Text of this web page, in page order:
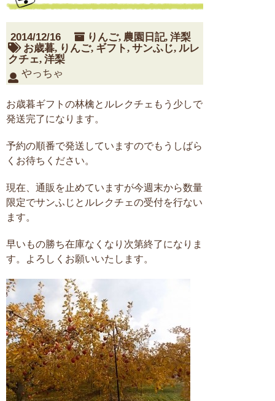
2014/12/16 りんご, 農園日記, 洋梨
お歳暮, りんご, ギフト, サンふじ, ルレ
クチェ, 洋梨
やっちゃ
お歳暮ギフトの林檎とルレクチェもう少しで
発送完了になります。
予約の順番で発送していますのでもうしばら
くお待ちください。
現在、通販を止めていますが今週末から数量
限定でサンふじとルレクチェの受付を行ない
ます。
早いもの勝ち在庫なくなり次第終了になりま
す。よろしくお願いいたします。